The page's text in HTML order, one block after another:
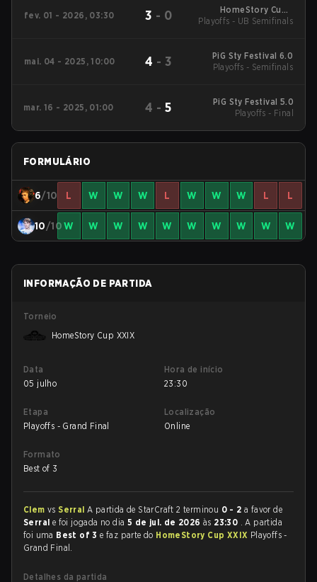
fev. 01 - 2026, 03:30 3 - 0
HomeStory Cup -
HomeStory Cup XXVIII
Playoffs - UB Semifinals
mai. 04 - 2025, 10:00 4 - 3
PiG Sty Festival 6.0
Playoffs - Semifinals
mar. 16 - 2025, 01:00 4 -5
PiG Sty Festival 5.0
Playoffs - Final
FORMULÁRIO
6/10 L W W W L W W W L L
10/10W W W W W W W W W W
INFORMAÇÃO DE PARTIDA
Torneio
HomeStory Cup XXIX
Data
05 julho
Hora de início
23:30
Etapa
Playoffs - Grand Final
Localização
Online
Formato
Best of 3
Clem vs SerralA partida de StarCraft 2 terminou 0 - 2 a favor de
Serral e foi jogada no dia 5 de jul. de 2026às 23:30 . A partida
foi uma Best of 3e faz parte do HomeStory Cup XXIX Playoffs -
Grand Final.
Detalhes da partida